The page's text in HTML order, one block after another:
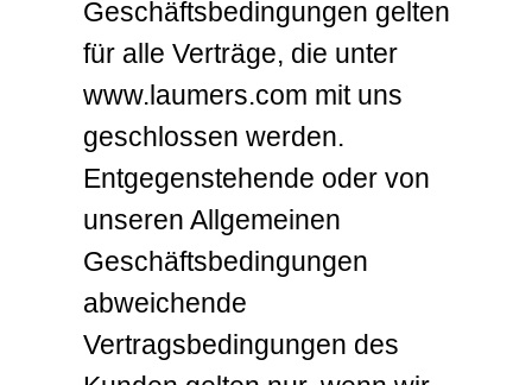
Geschäftsbedingungen gelten
für alle Verträge, die unter
www.laumers.com mit uns
geschlossen werden.
Entgegenstehende oder von
unseren Allgemeinen
Geschäftsbedingungen
abweichende
Vertragsbedingungen des